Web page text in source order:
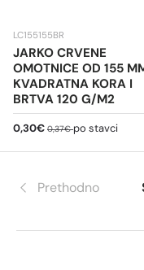
LC155155BR
JARKO CRVENE
OMOTNICE OD 155
KVADRATNA KORA I
BRTVA 120 G/M2
Cijena na sniženju
0,30€ Redovna cijena
0,37€po stavci
Prethodno